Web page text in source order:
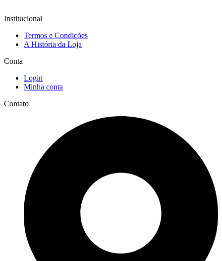
Institucional
Termos e Condições
A História da Loja
Conta
Login
Minha conta
Contato